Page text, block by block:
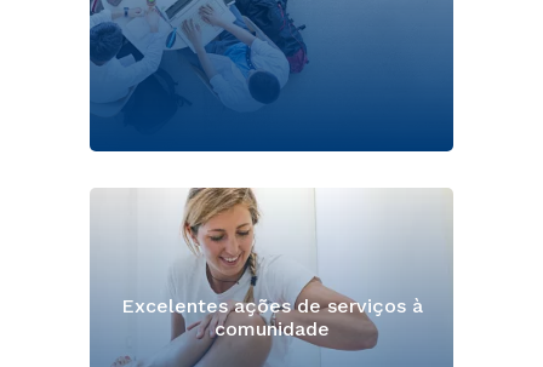
Excelentes ações de serviços à
comunidade